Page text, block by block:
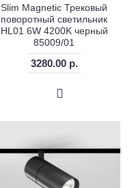
Slim Magnetic Трековый
поворотный светильник
HL01 6W 4200K черный
85009/01
3280.00 р.